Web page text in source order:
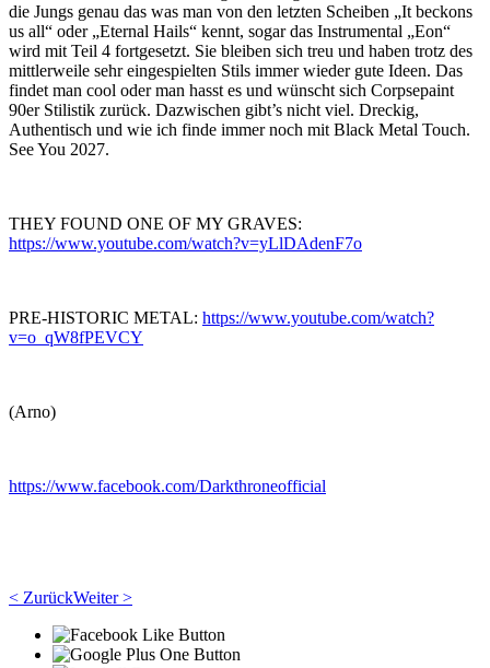
die Jungs genau das was man von den letzten Scheiben „It beckons
us all“ oder „Eternal Hails“ kennt, sogar das Instrumental „Eon“
wird mit Teil 4 fortgesetzt. Sie bleiben sich treu und haben trotz des
mittlerweile sehr eingespielten Stils immer wieder gute Ideen. Das
findet man cool oder man hasst es und wünscht sich Corpsepaint
90er Stilistik zurück. Dazwischen gibt’s nicht viel. Dreckig,
Authentisch und wie ich finde immer noch mit Black Metal Touch.
See You 2027.
THEY FOUND ONE OF MY GRAVES:
https://www.youtube.com/watch?v=yLlDAdenF7o
PRE-HISTORIC METAL: https://www.youtube.com/watch?
v=o_qW8fPEVCY
(Arno)
https://www.facebook.com/Darkthroneofficial
< ZurückWeiter >